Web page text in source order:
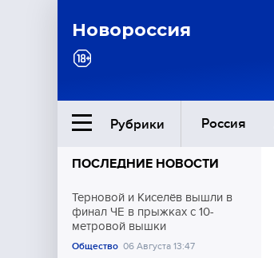
Новороссия
Рубрики Россия
Ближний Восток
Общество
ПОСЛЕДНИЕ НОВОСТИ
Терновой и Киселёв вышли в
финал ЧЕ в прыжках с 10-
метровой вышки
Общество 06 Августа 13:47